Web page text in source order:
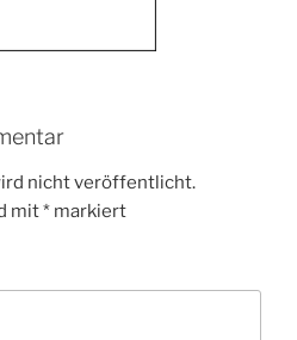
nicht veröffentlicht.
mit* markiert